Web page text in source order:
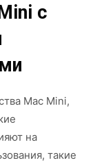
с
Mac Mini,
на
такие